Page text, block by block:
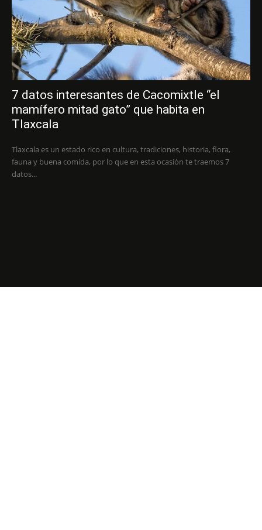
7 datos interesantes de Cacomixtle “el
mamífero mitad gato” que habita en
Tlaxcala
Tlaxcala es un estado rico en cultura, tradiciones, historia, flora,
fauna y buena comida, por lo que en esta ocasión te traemos 7
datos...